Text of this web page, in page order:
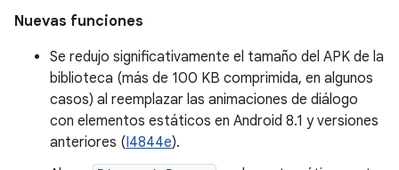
Nuevas funciones
Se redujo significativamente el tamaño del APK de la
biblioteca (más de 100 KB comprimida, en algunos
casos) al reemplazar las animaciones de diálogo
con elementos estáticos en Android 8.1 y versiones
anteriores (I4844e).